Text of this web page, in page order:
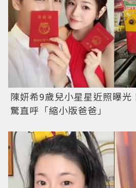
陳妍希9歲兒小星星近照曝光
驚直呼「縮小版爸爸」